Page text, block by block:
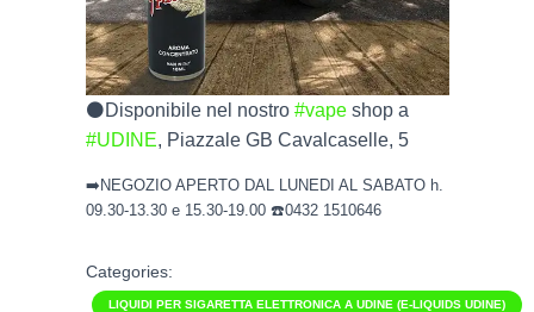
⚫️Disponibile nel nostro #vapeshop a
#UDINE, Piazzale GB Cavalcaselle, 5
➡️NEGOZIO APERTO DAL LUNEDI AL SABATO h.
09.30-13.30 e 15.30-19.00 ☎️0432 1510646
Categories:
LIQUIDI PER SIGARETTA ELETTRONICA A UDINE (E-LIQUIDS UDINE)